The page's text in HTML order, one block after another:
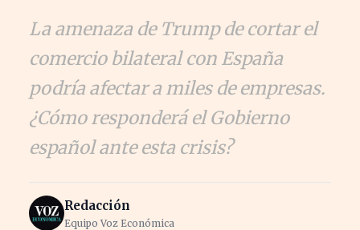
La amenaza de Trump de cortar el
comercio bilateral con España
podría afectar a miles de empresas.
¿Cómo responderá el Gobierno
español ante esta crisis?
Redacción
Equipo Voz Económica